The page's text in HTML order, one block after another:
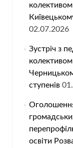
02.07.2026
Зустріч з
ступенів
освіти